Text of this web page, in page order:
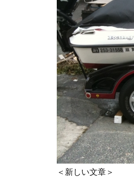
＜新しい文章＞